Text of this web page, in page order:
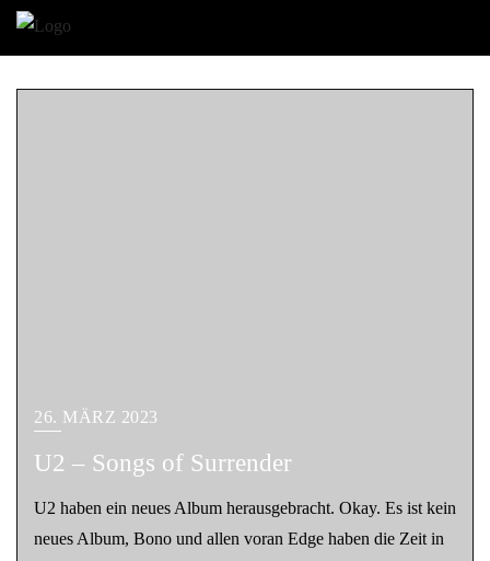
26. MÄRZ 2023
U2 – Songs of Surrender
U2 haben ein neues Album herausgebracht. Okay. Es ist kein
neues Album, Bono und allen voran Edge haben die Zeit in